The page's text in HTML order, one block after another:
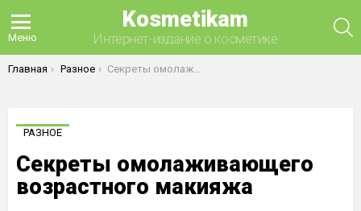
Меню
Kosmetikam
Интернет-издание о косметике
Вы здесь:
Главная Разное Секреты омолаживающего возрастного макияжа
РАЗНОЕ
Секреты омолаживающего
возрастного макияжа